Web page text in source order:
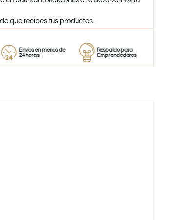
que recibes tus productos.
Envíos en menos de
24 horas
Respaldo para
Emprendedores